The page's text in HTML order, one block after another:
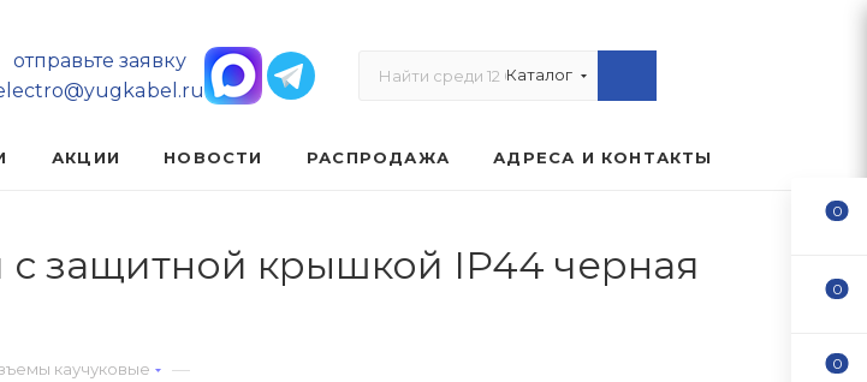
отправьте заявку
Каталог
АКЦИИ НОВОСТИ РАСПРОДАЖА АДРЕСА И КОНТАКТЫ
с защитной крышкой IP44 черная
каучуковые —
0
0
0